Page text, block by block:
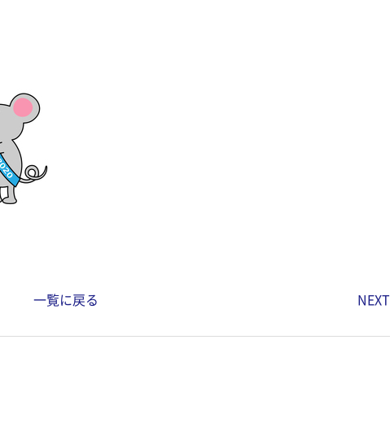
一覧に戻る NEXT